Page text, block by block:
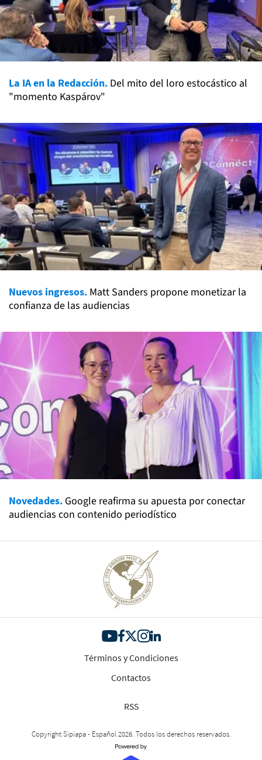
La IA en la Redacción. Del mito del loro estocástico al
"momento Kaspárov"
Nuevos ingresos. Matt Sanders propone monetizar la
confianza de las audiencias
Novedades. Google reafirma su apuesta por conectar
audiencias con contenido periodístico
Términos y Condiciones
Contactos
RSS
Copyright Sipiapa - Español 2026. Todos los derechos reservados.